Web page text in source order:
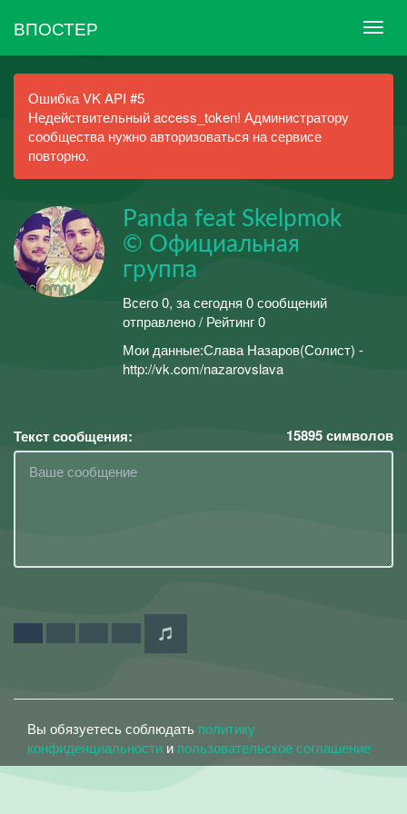
ВПОСТЕР
Ошибка VK API #5
Недействительный access_token! Администратору
сообщества нужно авторизоваться на сервисе
повторно.
Panda feat Skelpmok
© Официальная
группа
Всего 0, за сегодня 0 сообщений
отправлено / Рейтинг 0
Мои данные:Слава Назаров(Солист) -
http://vk.com/nazarovslava
Текст сообщения: 15895символов
Вы обязуетесь соблюдать политику
конфиденциальности и пользовательское соглашение